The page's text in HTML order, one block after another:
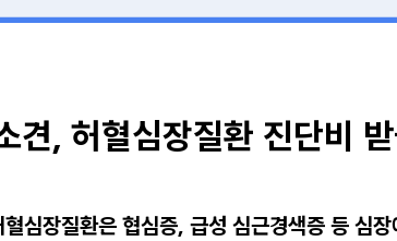
견, 허혈심장질환 진단비
심장질환은 협심증, 급성 심근경색증 등 심